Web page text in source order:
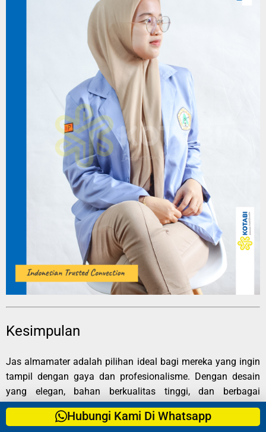
Hubungi Kami Di Whatsapp
Kesimpulan
Jas almamater adalah pilihan ideal bagi mereka yang ingin
tampil dengan gaya dan profesionalisme. Dengan desain
yang elegan, bahan berkualitas tinggi, dan berbagai
keunggulan lainnya, jas ini menawarkan nilai lebih untuk
berbagai acara formal maupun kegiatan sehari-hari. Memilih